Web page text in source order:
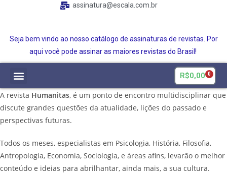
assinatura@escala.com.br
Seja bem vindo ao nosso catálogo de assinaturas de revistas. Por
aqui você pode assinar as maiores revistas do Brasil!
R$0,00 0
A revista Humanitas, é um ponto de encontro multidisciplinar que
discute grandes questões da atualidade, lições do passado e
perspectivas futuras.
Todos os meses, especialistas em Psicologia, História, Filosofia,
Antropologia, Economia, Sociologia, e áreas afins, levarão o melhor
conteúdo e ideias para abrilhantar, ainda mais, a sua cultura.